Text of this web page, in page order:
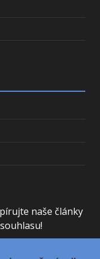
naše články